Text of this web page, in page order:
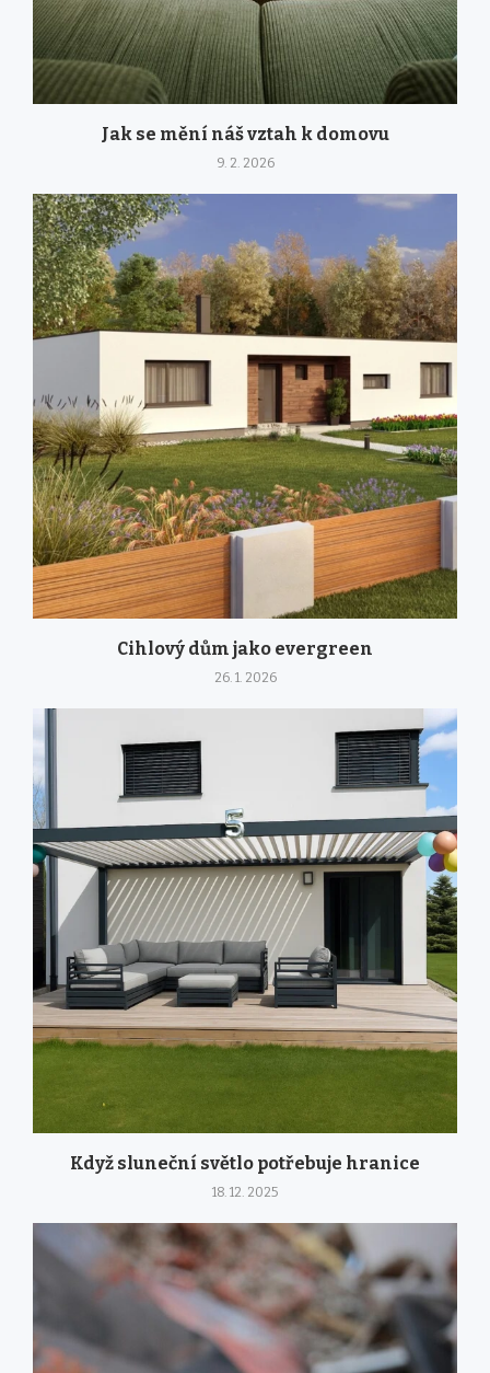
Jak se mění náš vztah k domovu
9. 2. 2026
Cihlový dům jako evergreen
26. 1. 2026
Když sluneční světlo potřebuje hranice
18. 12. 2025